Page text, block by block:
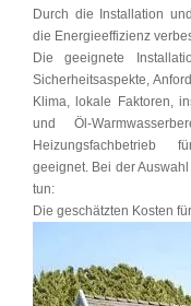
Durch die Installation
die Energieeffizienz
Die geeignete
Sicherheitsaspekte,
Klima, lokale Faktoren,
und Öl-
Heizungsfachbetrieb
geeignet. Bei der
tun:
Die geschätzten Kosten